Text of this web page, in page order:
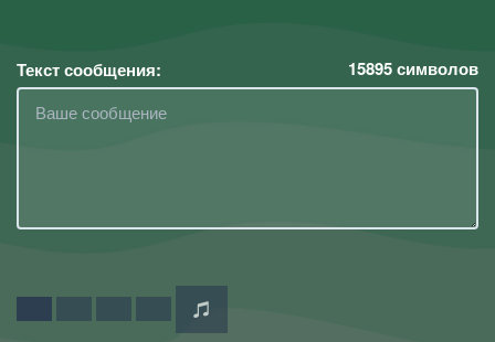
Текст сообщения: 15895символов